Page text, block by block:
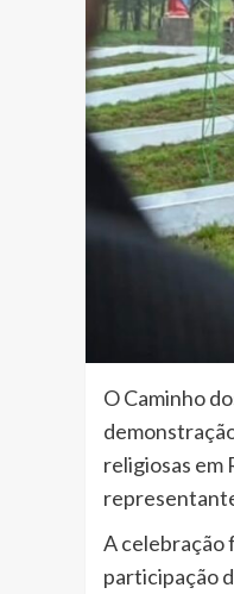
O Caminho
religiosas em
A celebração
participação